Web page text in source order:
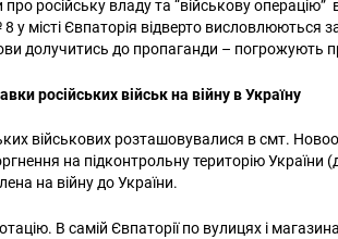
про російську владу та “військову
у місті Євпаторія відверто висловлюються
долучитись до пропаганди – погрожують
російських військ на війну в Україну
військових розташовувалися в смт.
на підконтрольну територію України
на війну до України.
В самій Євпаторії по вулицях і